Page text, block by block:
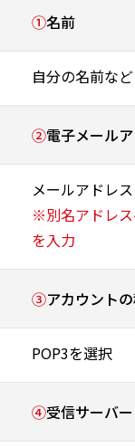
①名前
自分の名前な
②電子メール
メールアドレス
※別名アドレ
を入力
③アカウント
POP3を選択
④受信サーバー